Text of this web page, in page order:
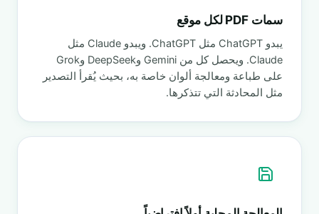
سمات PDF لكل موقع
يبدو ChatGPT مثل ChatGPT. ويبدو Claude مثل
Claude. ويحصل كل من Gemini وDeepSeek وGrok
على طباعة ومعالجة ألوان خاصة به، بحيث يُقرأ التصدير
مثل المحادثة التي تتذكرها.